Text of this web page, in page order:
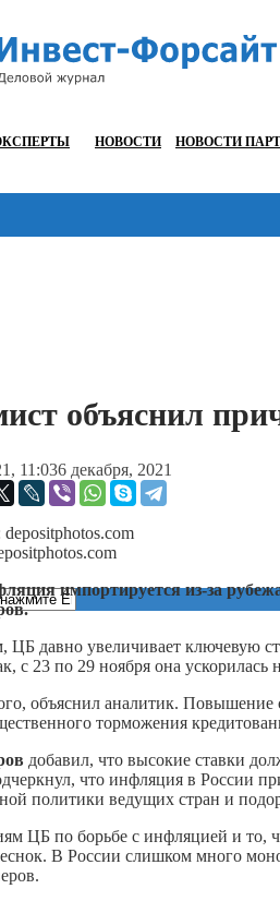
НОВОСТИ НОВОСТИ
объяснил
11:036 декабря, 2021
импортируется из-за
ЦБ давно увеличивает ключевую
с 23 по 29 ноября она ускорилась
объяснил аналитик. Повышение
торможения
добавил, что высокие ставки
что инфляция в России
политики ведущих стран и
ЦБ по борьбе с инфляцией и то,
В России слишком много